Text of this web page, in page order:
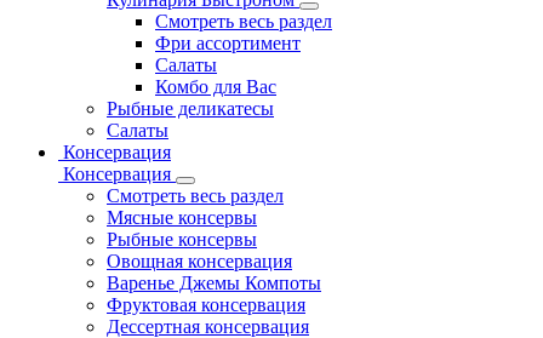
Смотреть весь раздел
Фри ассортимент
Салаты
Комбо для Вас
Рыбные деликатесы
Салаты
Консервация
Консервация
Смотреть весь раздел
Мясные консервы
Рыбные консервы
Овощная консервация
Варенье Джемы Компоты
Фруктовая консервация
Дессертная консервация